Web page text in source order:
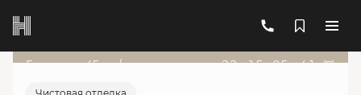
1-комнатный 6 285 830 руб.
Ипотека
Гарант от 45т.р./мес 22д:15ч:05м:41с